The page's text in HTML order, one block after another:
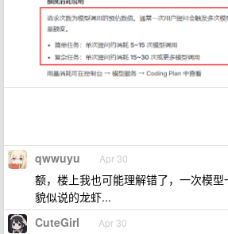
qwwuyu Apr 30
额，楼上我也可能理解错了，一次模
貌似说的龙虾...
CuteGirl Apr 30